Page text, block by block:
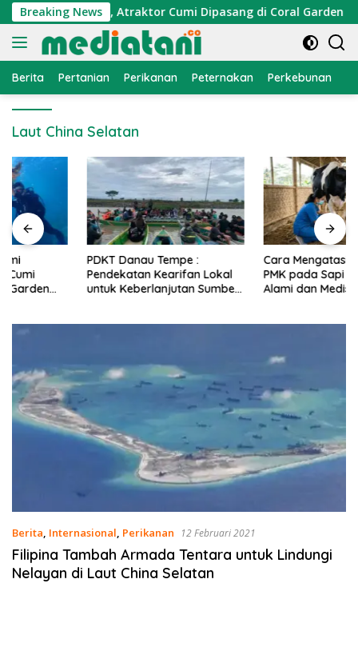
Langsung
ke
konten
Breaking News
Nelayan, Atraktor Cumi Dipasang di Coral Garden
Berita Pertanian Perikanan Peternakan Perkebunan
Laut China Selatan
PDKT Danau Tempe :
Pendekatan Kearifan Lokal
untuk Keberlanjutan Sumber
Cara Mengatasi Penyakit
PMK pada Sapi Perah Secara
Alami dan Medis
Berita, Internasional, Perikanan 12 Februari 2021
Filipina Tambah Armada Tentara untuk Lindungi
Nelayan di Laut China Selatan